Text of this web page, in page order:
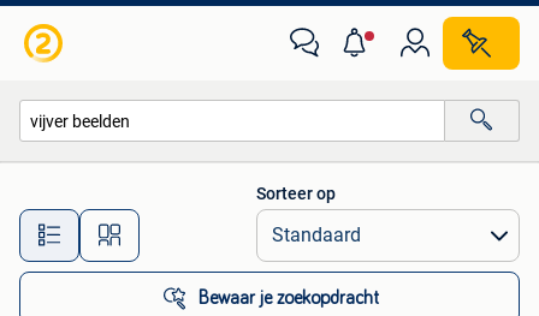
Alle afstanden…
Sorteer op
Bewaar je zoekopdracht